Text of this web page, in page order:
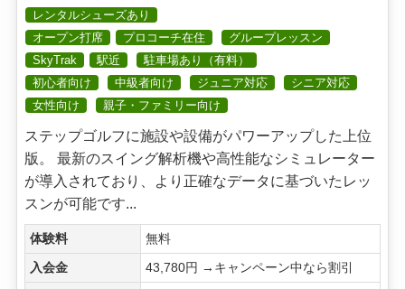
レンタルシューズあり
オープン打席
プロコーチ在住
グループレッスン
SkyTrak
駅近
駐車場あり（有料）
初心者向け
中級者向け ジュニア対応
シニア対応
女性向け
親子・ファミリー向け
ステップゴルフに施設や設備がパワーアップした上位
版。 最新のスイング解析機や高性能なシミュレーター
が導入されており、より正確なデータに基づいたレッ
スンが可能です...
体験料 無料
入会金 43,780円 →キャンペーン中なら割引